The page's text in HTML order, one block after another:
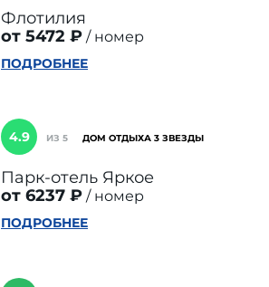
Флотилия
от 5472 ₽
номер
ПОДРОБНЕЕ
4.9 ИЗ 5 ДОМ ОТДЫХА 3 ЗВЕЗДЫ
Парк-отель Яркое
от 6237 ₽
номер
ПОДРОБНЕЕ